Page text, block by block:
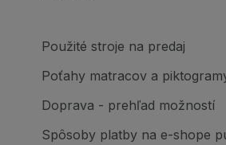
Použité stroje na predaj
Poťahy matracov a
Doprava - prehľad možností
Spôsoby platby na e-shope